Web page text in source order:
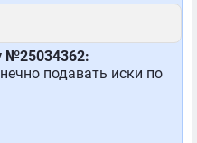
№25034362:
подавать иски по